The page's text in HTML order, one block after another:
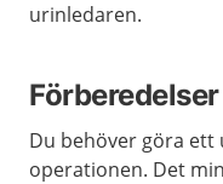
urinledaren.
Förberedelser
Du behöver göra
operationen. Det